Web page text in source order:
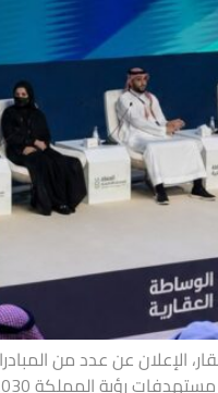
نظمته الهيئة العامة للعقار،